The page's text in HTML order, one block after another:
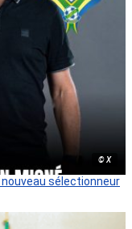
© X
sélectionneur